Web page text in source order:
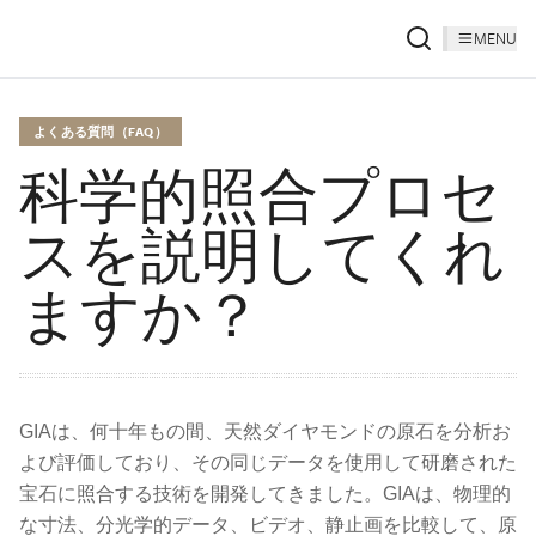
MENU
よくある質問（FAQ）
科学的照合プロセ
スを説明してくれ
ますか？
GIAは、何十年もの間、天然ダイヤモンドの原石を分析お
よび評価しており、その同じデータを使用して研磨された
宝石に照合する技術を開発してきました。GIAは、物理的
な寸法、分光学的データ、ビデオ、静止画を比較して、原